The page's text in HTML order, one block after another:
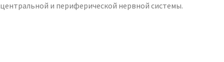
центральной и периферической нервной системы.